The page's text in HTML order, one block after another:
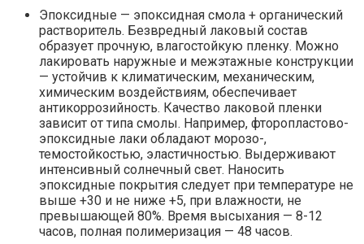
Эпоксидные — эпоксидная смола + органический
растворитель. Безвредный лаковый состав
образует прочную, влагостойкую пленку. Можно
лакировать наружные и межэтажные конструкции
— устойчив к климатическим, механическим,
химическим воздействиям, обеспечивает
антикоррозийность. Качество лаковой пленки
зависит от типа смолы. Например, фторопластово-
эпоксидные лаки обладают морозо-,
темостойкостью, эластичностью. Выдерживают
интенсивный солнечный свет. Наносить
эпоксидные покрытия следует при температуре не
выше +30 и не ниже +5, при влажности, не
превышающей 80%. Время высыхания — 8-12
часов, полная полимеризация — 48 часов.